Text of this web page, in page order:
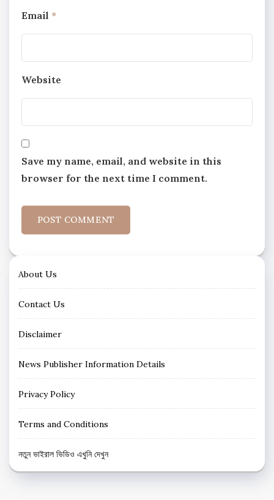
Email *
Website
Save my name, email, and website in this
browser for the next time I comment.
About Us
Contact Us
Disclaimer
News Publisher Information Details
Privacy Policy
Terms and Conditions
নতুন ভাইরাল ভিডিও এখুনি দেখুন